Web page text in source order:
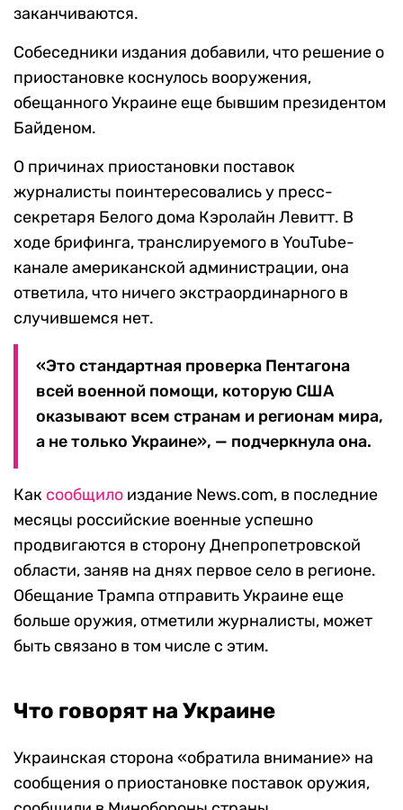
заканчиваются.
Собеседники издания добавили, что решение о
приостановке коснулось вооружения,
обещанного Украине еще бывшим президентом
Байденом.
О причинах приостановки поставок
журналисты поинтересовались у пресс-
секретаря Белого дома Кэролайн Левитт. В
ходе брифинга, транслируемого в YouTube-
канале американской администрации, она
ответила, что ничего экстраординарного в
случившемся нет.
«Это стандартная проверка Пентагона
всей военной помощи, которую США
оказывают всем странам и регионам мира,
а не только Украине», — подчеркнула она.
Как сообщило издание News.com, в последние
месяцы российские военные успешно
продвигаются в сторону Днепропетровской
области, заняв на днях первое село в регионе.
Обещание Трампа отправить Украине еще
больше оружия, отметили журналисты, может
быть связано в том числе с этим.
Что говорят на Украине
Украинская сторона «обратила внимание» на
сообщения о приостановке поставок оружия,